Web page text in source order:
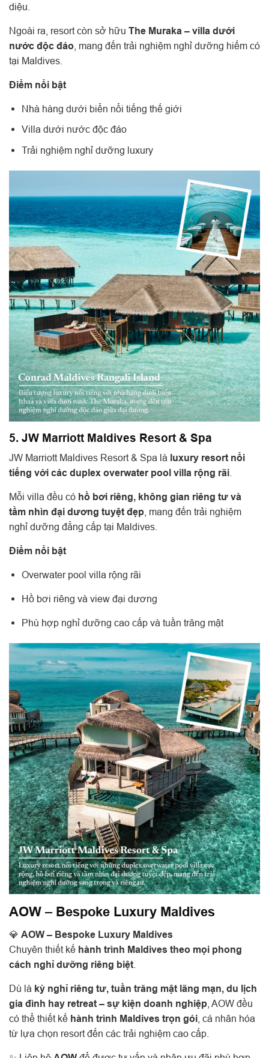
diệu.
Ngoài ra, resort còn sở hữu The Muraka – villa dưới
nước độc đáo , mang đến trải nghiệm nghỉ dưỡng hiếm có
tại Maldives.
Điểm nổi bật
Nhà hàng dưới biển nổi tiếng thế giới
Villa dưới nước độc đáo
Trải nghiệm nghỉ dưỡng luxury
5. JW Marriott Maldives Resort & Spa
JW Marriott Maldives Resort & Spa là luxury resort nổi
tiếng với các duplex overwater pool villa rộng rãi
Mỗi villa đều có hồ bơi riêng, không gian riêng tư và
tầm nhìn đại dương tuyệt đẹp , mang đến trải nghiệm
nghỉ dưỡng đẳng cấp tại Maldives.
Điểm nổi bật
Overwater pool villa rộng rãi
Hồ bơi riêng và view đại dương
Phù hợp nghỉ dưỡng cao cấp và tuần trăng mật
AOW – Bespoke Luxury Maldives
💎 AOW – Bespoke Luxury Maldives
Chuyên thiết kế hành trình Maldives theo mọi phong
cách nghỉ dưỡng riêng biệt
Dù là kỳ nghỉ riêng tư, tuần trăng mật lãng mạn, du lịch
gia đình hay retreat – sự kiện doanh nghiệp , AOW đều
có thể thiết kế hành trình Maldives trọn gói , cá nhân hóa
từ lựa chọn resort đến các trải nghiệm cao cấp.